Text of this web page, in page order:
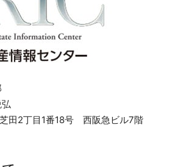
田2丁目1番18号 西阪急ビル7階